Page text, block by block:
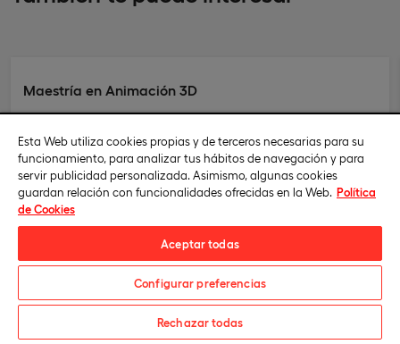
Maestría en Animación 3D
Conoce en profundidad el papel del animador en las diferentes
industrias audiovisuales y destaca con un porfolio único y
competitivo.
Solicita información
Esta Web utiliza cookies propias y de terceros necesarias para su
funcionamiento, para analizar tus hábitos de navegación y para
servir publicidad personalizada. Asimismo, algunas cookies
guardan relación con funcionalidades ofrecidas en la Web. Política
de Cookies
Aceptar todas
Configurar preferencias
Rechazar todas